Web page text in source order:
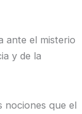
ante el misterio
y de la
nociones que el